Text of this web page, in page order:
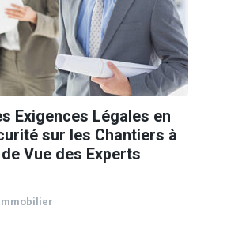
Exigences Légales en
sur les Chantiers à
Vue des Experts